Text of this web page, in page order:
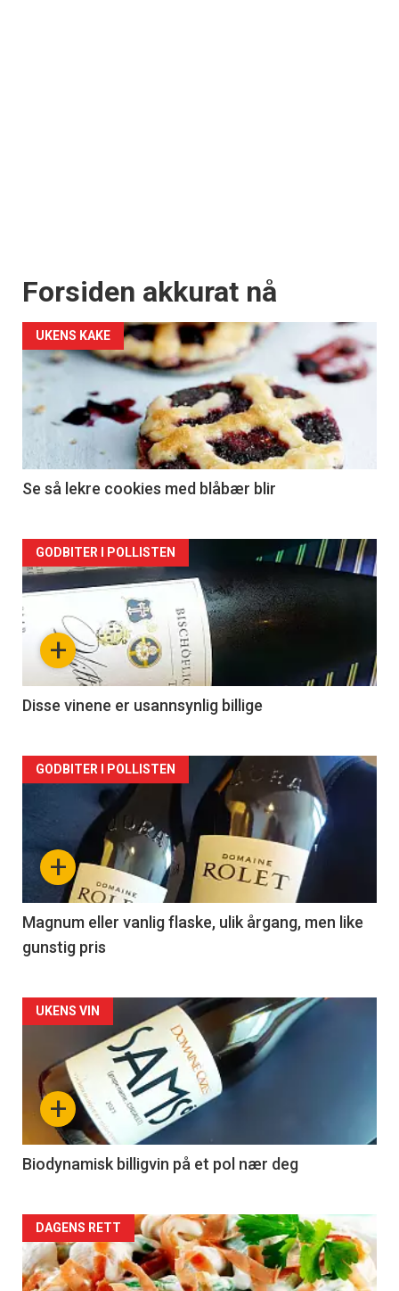
Forsiden akkurat nå
UKENS KAKE
Se så lekre cookies med blåbær blir
Forsiden
akkurat
nå
2
+
GODBITER I POLLISTEN
Disse vinene er usannsynlig billige
Forsiden
akkurat
nå
3
+
GODBITER I POLLISTEN
Magnum eller vanlig flaske, ulik årgang, men like
gunstig pris
Forsiden
akkurat
nå
4
+
UKENS VIN
Biodynamisk billigvin på et pol nær deg
Forsiden
akkurat
DAGENS RETT